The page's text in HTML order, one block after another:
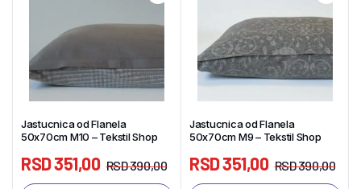
Jastucnica od Flanela
50x70cm M10 – Tekstil Shop
RSD390,00
RSD351,00
Jastucnica od Flanela
50x70cm M9 – Tekstil Shop
RSD390,00
RSD351,00